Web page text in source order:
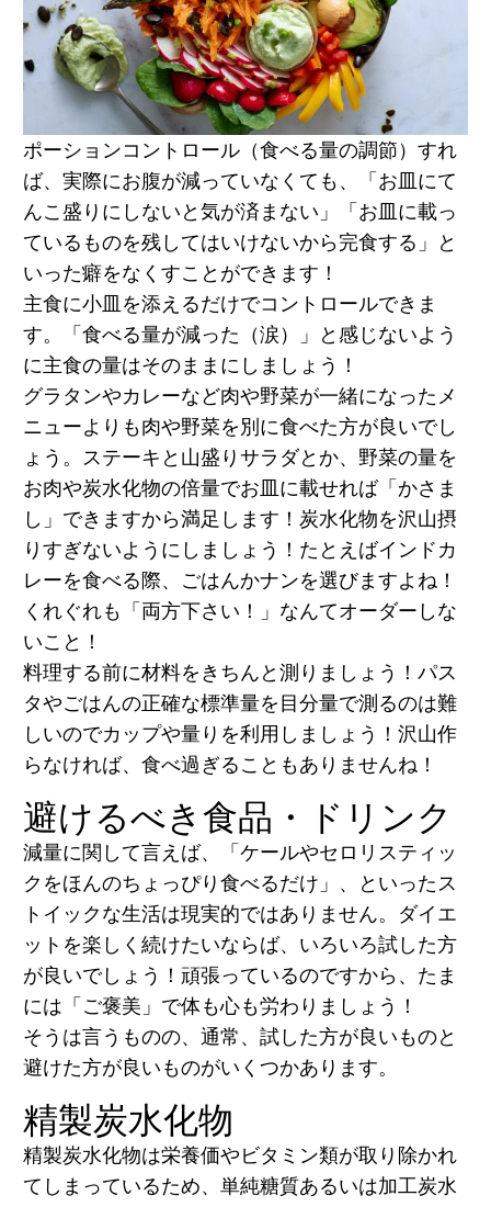
ポーションコントロール（食べる量の調節）すれ
ば、実際にお腹が減っていなくても、「お皿にて
んこ盛りにしないと気が済まない」「お皿に載っ
ているものを残してはいけないから完食する」と
いった癖をなくすことができます！
主食に小皿を添えるだけでコントロールできま
す。「食べる量が減った（涙）」と感じないよう
に主食の量はそのままにしましょう！
グラタンやカレーなど肉や野菜が一緒になったメ
ニューよりも肉や野菜を別に食べた方が良いでし
ょう。ステーキと山盛りサラダとか、野菜の量を
お肉や炭水化物の倍量でお皿に載せれば「かさま
し」できますから満足します！炭水化物を沢山摂
りすぎないようにしましょう！たとえばインドカ
レーを食べる際、ごはんかナンを選びますよね！
くれぐれも「両方下さい！」なんてオーダーしな
いこと！
料理する前に材料をきちんと測りましょう！パス
タやごはんの正確な標準量を目分量で測るのは難
しいのでカップや量りを利用しましょう！沢山作
らなければ、食べ過ぎることもありませんね！
避けるべき食品・ドリンク
減量に関して言えば、「ケールやセロリスティッ
クをほんのちょっぴり食べるだけ」、といったス
トイックな生活は現実的ではありません。ダイエ
ットを楽しく続けたいならば、いろいろ試した方
が良いでしょう！頑張っているのですから、 たま
には 「ご褒美」で体も心も労わりましょう！
そうは言うものの、通常、試した方が良いものと
避けた方が良いものがいくつかあります。
精製炭水化物
精製炭水化物は栄養価やビタミン類が取り除かれ
てしまっているため、単純糖質あるいは加工炭水